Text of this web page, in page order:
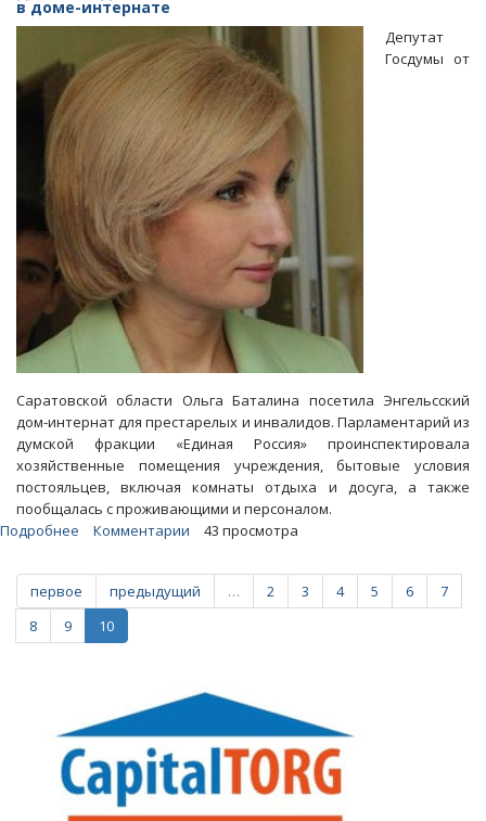
«ЕР»
пришлось
отменить
вечеринку-«алкотреш»
в доме-интернате
Депутат
Госдумы от
Саратовской области Ольга Баталина посетила Энгельсский
дом-интернат для престарелых и инвалидов. Парламентарий из
думской фракции «Единая Россия» проинспектировала
хозяйственные помещения учреждения, бытовые условия
постояльцев, включая комнаты отдыха и досуга, а также
пообщалась с проживающими и персоналом.
Подробнее
ГД
Ольга
Баталина
навестила
доме-
интернате
Комментарии 43 просмотра
первое предыдущий … 2 3 4 5 6
7
8
9 10